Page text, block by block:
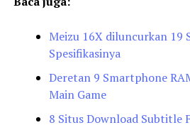
Meizu 16X diluncurkan 19
Spesifikasinya
Deretan 9 Smartphone
Main Game
8 Situs Download Subtitle